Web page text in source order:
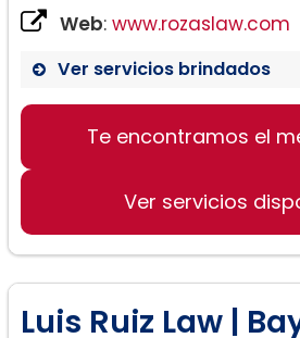
Web: www.rozaslaw.com
Ver servicios brindados
Te encontramos el
Ver servicios
Luis Ruiz Law |